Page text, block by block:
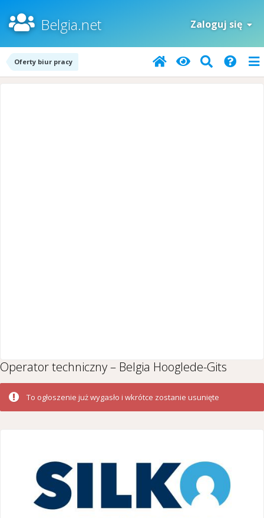
Belgia.net Zaloguj się
Oferty biur pracy
Operator techniczny – Belgia Hooglede-Gits
To ogłoszenie już wygasło i wkrótce zostanie usunięte